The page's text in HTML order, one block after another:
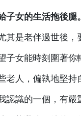
子女的生活拖後腿。
其是老伴過世後，
子女能時刻圍著你
老人，偏執地堅持
認識的一個，有嚴